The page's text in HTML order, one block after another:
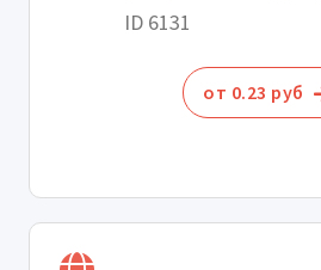
ID 6131
от 0.23 руб